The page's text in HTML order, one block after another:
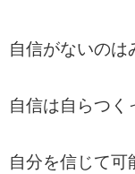
自信がないのは
自信は自らつく
自分を信じて可